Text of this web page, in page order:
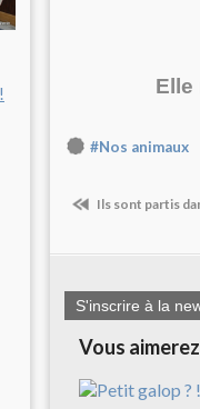
Elle
#Nos animaux
Ils sont partis
S'inscrire à la
Vous